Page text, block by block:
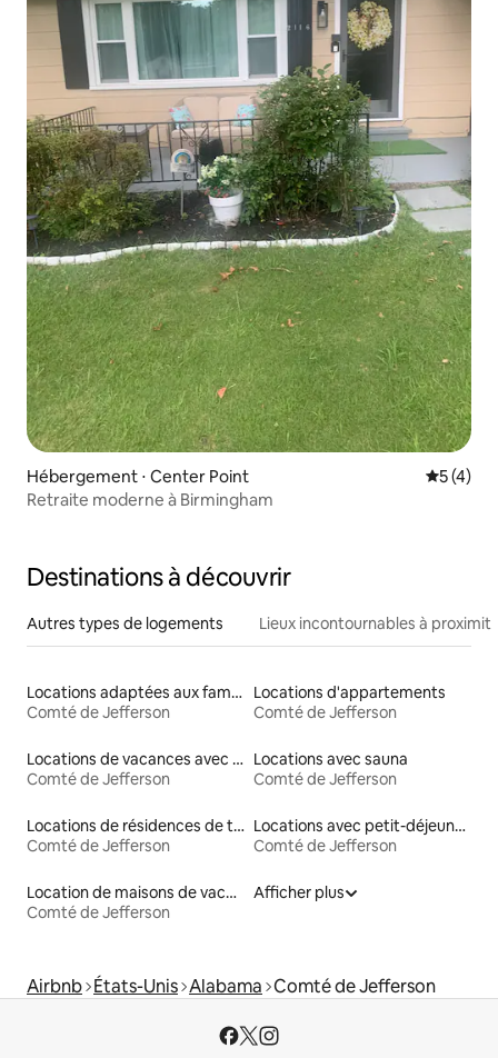
Hébergement ⋅ Center Point
5 (4)
Retraite moderne à Birmingham
Destinations à découvrir
Autres types de logements Lieux incontournables à
Locations adaptées aux familles
Comté de Jefferson
Locations d'appartements
Comté de Jefferson
Locations de vacances avec piscine
Comté de Jefferson
Locations avec sauna
Comté de Jefferson
Locations de résidences de tourisme
Comté de Jefferson
Locations avec petit-déjeuner
Comté de Jefferson
Location de maisons de vacances
Comté de Jefferson
Afficher plus
Airbnb États-Unis Alabama Comté de Jefferson